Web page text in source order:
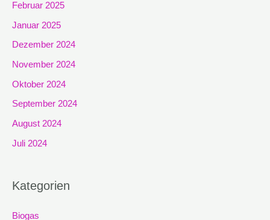
Februar 2025
Januar 2025
Dezember 2024
November 2024
Oktober 2024
September 2024
August 2024
Juli 2024
Kategorien
Biogas